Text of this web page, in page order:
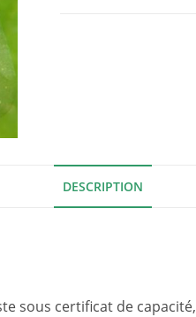
DESCRIPTION
sous certificat de capacité,